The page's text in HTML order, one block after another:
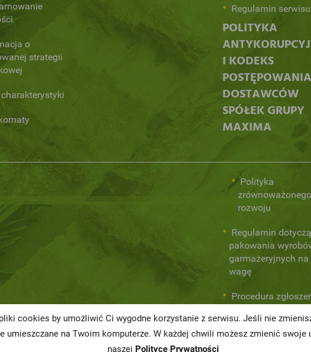
o
strategii
Regulamin serwisu
POLITYKA
I KODEKS
POSTĘPOWANIA
DOSTAWCÓW
SPÓŁEK GRUPY
MAXIMA
Polityka
zrównoważonego
rozwoju
Regulamin
pakowania
garmażeryjnych na
wagę
Procedura
naruszeń prawa
cookies by umożliwić Ci wygodne korzystanie z serwisu. Jeśli nie
umieszczane na Twoim komputerze. W każdej chwili możesz zmienić
naszej Polityce Prywatności